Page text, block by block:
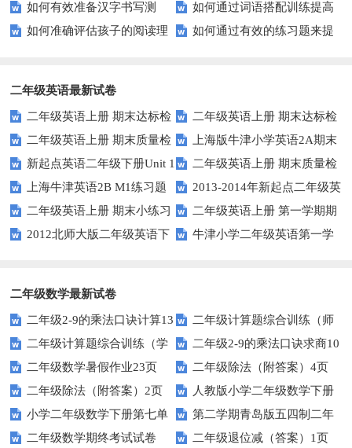
末考试？这里有份模拟试题等你
来挑战！
拼音练习题？
如何有效准备汉字书写测
试？这里有你需要知道的一切
如何通过词语搭配训练提高
你的写作水平？
如何准确评估孩子的阅读理
如何通过有效的练习题来提
二年级英语最新试卷
二年级英语上册 期末达标检
测卷 (2)（人教版一起点）
二年级英语上册 期末达标检
测卷 (1)（人教版一起点）
二年级英语上册 期末质量检
测卷 (2)（人教版一起点）
上海版牛津小学英语2A期末
试题
新起点英语二年级下册Unit 1
Playtime练习题
二年级英语上册 期末质量检
测卷（人教版一起点）
上海牛津英语2B M1练习题
2013-2014年新起点二年级英
语下册期中试卷
二年级英语上册 期末小练习
（人教版一起点）
二年级英语上册 第一学期期
末考试试卷及答案（一）（人教
2012北师大版二年级英语下
牛津小学二年级英语第一学
二年级数学最新试卷
二年级2-9的乘法口诀计算13
页
二年级计算题综合训练（师
版）
二年级计算题综合训练（学
生版）
二年级2-9的乘法口诀求商10
页
二年级数学暑假作业23页
二年级除法（附答案）4页
二年级除法（附答案）2页
人教版小学二年级数学下册
第二单元试题
小学二年级数学下册第七单
元测试题
第二学期青岛版五四制二年
级下册数学期中考试卷
二年级数学期终考试试卷 二年级退位减（答案）1页